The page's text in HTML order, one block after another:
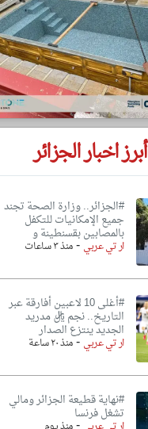
أبرز اخبار الجزائر
#الجزائر.. وزارة الصحة تجند
جميع الإمكانيات للتكفل
بالمصابين بقسنطينة و
ار تي عربي -منذ ٣ ساعات
#أغلى 10 لاعبين أفارقة عبر
التاريخ.. نجم ريال مدريد
الجديد ينتزع الصدار
ار تي عربي -منذ ٢٠ ساعة
#نهاية قطيعة الجزائر ومالي
تشغل فرنسا